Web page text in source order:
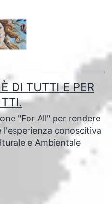
DI TUTTI E PER
"For All" per rendere
l'esperienza conoscitiva
e Ambientale